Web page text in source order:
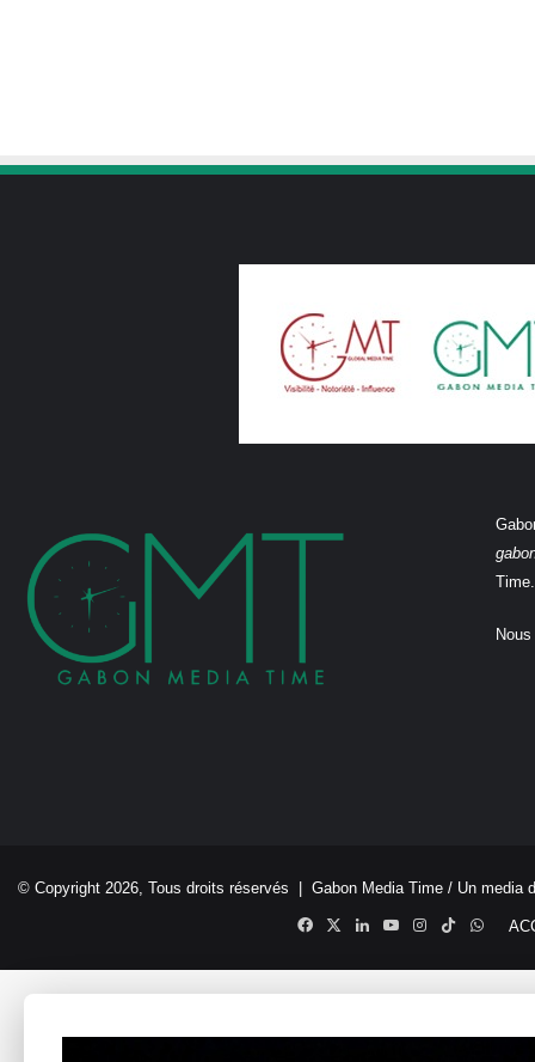
Time.
© Copyright 2026, Tous droits réservés | Gabon Media Time / Un media
Facebook
X LinkedinYouTubeInstagram
TikTok